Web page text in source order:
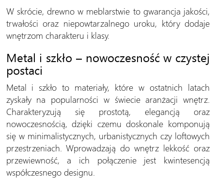
W skrócie, drewno w meblarstwie to gwarancja jakości,
trwałości oraz niepowtarzalnego uroku, który dodaje
wnętrzom charakteru i klasy.
Metal i szkło – nowoczesność w czystej
postaci
Metal i szkło to materiały, które w ostatnich latach
zyskały na popularności w świecie aranżacji wnętrz.
Charakteryzują się prostotą, elegancją oraz
nowoczesnością, dzięki czemu doskonale komponują
się w minimalistycznych, urbanistycznych czy loftowych
przestrzeniach. Wprowadzają do wnętrz lekkość oraz
przewiewność, a ich połączenie jest kwintesencją
współczesnego designu.